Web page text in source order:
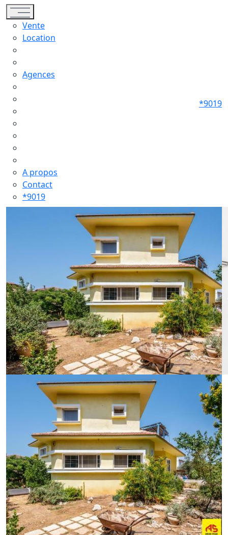
Toggle navigation
Vente
Location
Agences
A propos
Contact
*9019
*9019